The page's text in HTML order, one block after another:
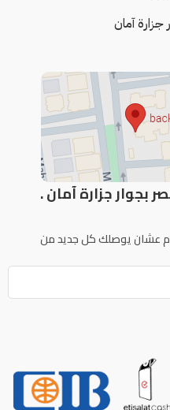
عشان يوصلك كل جديد من